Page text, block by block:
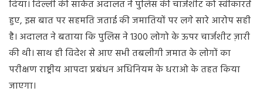
दिया।दिल्लीकीसाकेतअदालतनेपुलिसकीचार्जशीटकोस्वीकारते
हुए,इसबातपरसहमतिजताईकीजमातियोंपरलगेसारेआरोपसही
है। अदालतनेबतायाकिपुलिसने1300लोगोकेऊपरचार्जशीटज़ारी
कीथी।साथहीविदेशसेआएसभीतबलीगीजमातकेलोगोंका
परीक्षणराष्ट्रीयआपदाप्रबंधनअधिनियमकेधराओकेतहतकिया
जाएगा।